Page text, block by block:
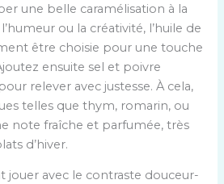
une belle caramélisation à la
ou la créativité, l’huile de
être choisie pour une touche
ensuite sel et poivre
relever avec justesse. À cela,
telles que thym, romarin, ou
note fraîche et parfumée, très
d’hiver.
jouer avec le contraste douceur-